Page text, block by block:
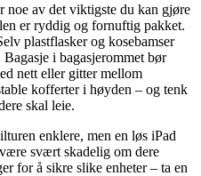
noe av det viktigste du kan gjøre
er ryddig og fornuftig pakket.
plastflasker og kosebamser
i bagasjerommet bør
nett eller gitter mellom
kofferter i høyden – og tenk
skal leie.
enklere, men en løs iPad
svært skadelig om dere
for å sikre slike enheter – ta en